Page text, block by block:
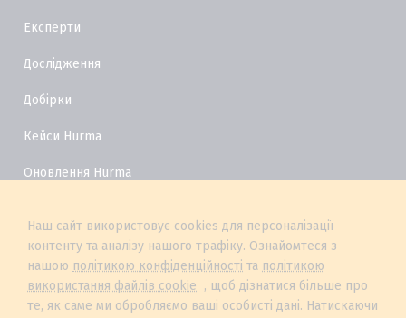
Експерти
Дослідження
Добірки
Кейси Hurma
Оновлення Hurma
Наш сайт використовує cookies для персоналізації
контенту та аналізу нашого трафіку. Ознайомтеся з
нашою політикою конфіденційності та політикою
використання файлів cookie , щоб дізнатися більше про
те, як саме ми обробляємо ваші особисті дані. Натискаючи